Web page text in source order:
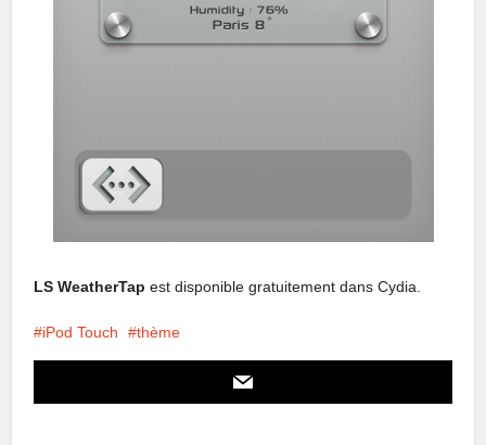
LS WeatherTap est disponible gratuitement dans Cydia.
iPod Touch thème